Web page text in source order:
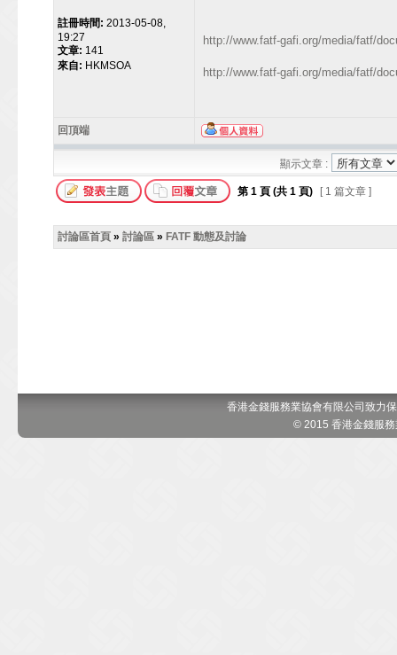
註冊時間: 2013-05-08,
19:27
文章: 141
來自: HKMSOA
http://www.fatf-gafi.org/media/fatf/
http://www.fatf-gafi.org/media/fatf/
回頂端
顯示文章 :
第 1 頁 (共 1 頁) [ 1 篇文章 ]
討論區首頁 » 討論區 » FATF 動態及討論
香港金錢服務業協會有限公司致力
© 2015 香港金錢服